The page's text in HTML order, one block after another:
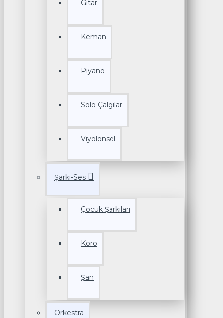
Gitar
Keman
Piyano
Solo Çalgılar
Viyolonsel
Şarkı-Ses
Çocuk Şarkıları
Koro
Şan
Orkestra